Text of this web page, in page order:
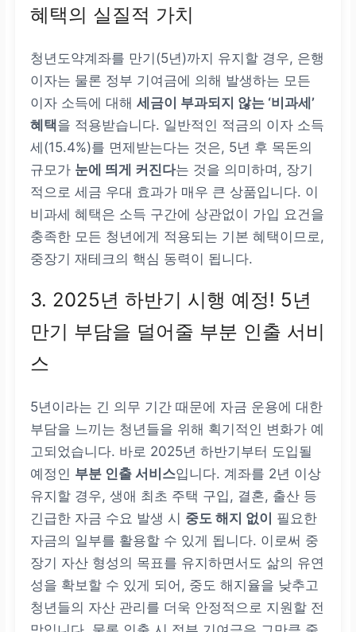
2.3만 원
138만 원
6,000만 원 이하 (고소득
층)
납입액의 3.7%
2.2만 원
132만 원
6,000만 원 초과 ~ 7,50
0% (미지급)
0원
혜택의 실질적 가치
청년도약계좌를 만기(5년)까지 유지할 경우, 은행
이자는 물론 정부 기여금에 의해 발생하는 모든
이자 소득에 대해세금이 부과되지 않는 ‘비과세’
혜택을 적용받습니다. 일반적인 적금의 이자 소득
세(15.4%)를 면제받는다는 것은, 5년 후 목돈의
규모가 눈에 띄게 커진다는 것을 의미하며, 장기
적으로 세금 우대 효과가 매우 큰 상품입니다. 이
비과세 혜택은 소득 구간에 상관없이 가입 요건을
충족한 모든 청년에게 적용되는 기본 혜택이므로,
중장기 재테크의 핵심 동력이 됩니다.
3. 2025년 하반기 시행 예정! 5년
만기 부담을 덜어줄 부분 인출 서비
스
5년이라는 긴 의무 기간 때문에 자금 운용에 대한
부담을 느끼는 청년들을 위해 획기적인 변화가 예
고되었습니다. 바로 2025년 하반기부터 도입될
예정인 부분 인출 서비스입니다. 계좌를 2년 이상
유지할 경우, 생애 최초 주택 구입, 결혼, 출산 등
긴급한 자금 수요 발생 시 중도 해지 없이 필요한
자금의 일부를 활용할 수 있게 됩니다. 이로써 중
장기 자산 형성의 목표를 유지하면서도 삶의 유연
성을 확보할 수 있게 되어, 중도 해지율을 낮추고
청년들의 자산 관리를 더욱 안정적으로 지원할 전